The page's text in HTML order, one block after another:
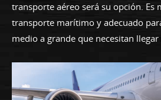
transporte aéreo será su opción. Es
transporte marítimo y adecuado
medio a grande que necesitan